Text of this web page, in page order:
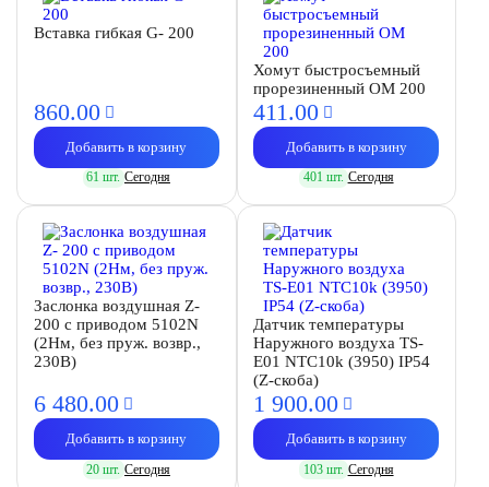
Вставка гибкая G- 200
860.00
Добавить в корзину
61 шт. Сегодня
Хомут быстросъемный
прорезиненный OM 200
411.00
Добавить в корзину
401 шт. Сегодня
Заслонка воздушная Z-
200 с приводом 5102N
(2Нм, без пруж. возвр.,
230В)
6 480.00
Добавить в корзину
20 шт. Сегодня
Датчик температуры
Наружного воздуха TS-
E01 NTC10k (3950) IP54
(Z-скоба)
1 900.00
Добавить в корзину
103 шт. Сегодня